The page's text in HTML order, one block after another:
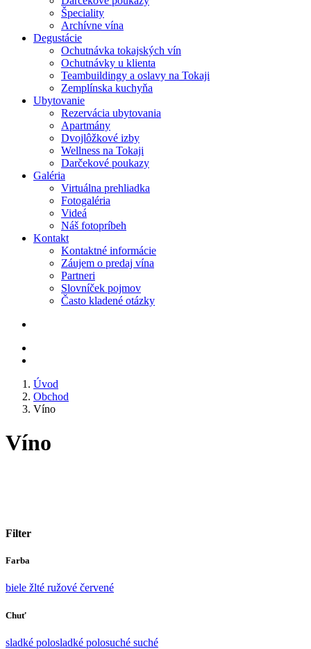
Špeciality
Archívne vína
Degustácie
Ochutnávka tokajských vín
Ochutnávky u klienta
Teambuildingy a oslavy na Tokaji
Zemplínska kuchyňa
Ubytovanie
Rezervácia ubytovania
Apartmány
Dvojlôžkové izby
Wellness na Tokaji
Darčekové poukazy
Galéria
Virtuálna prehliadka
Fotogaléria
Videá
Náš fotopríbeh
Kontakt
Kontaktné informácie
Záujem o predaj vína
Partneri
Slovníček pojmov
Často kladené otázky
Úvod
Obchod
Víno
Víno
Filter
Farba
biele žlté ružové červené
Chuť
sladké polosladké polosuché suché